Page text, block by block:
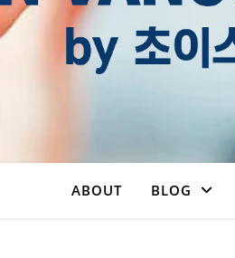
ABOUT BLOG